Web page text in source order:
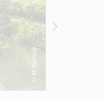
© M. Reidock